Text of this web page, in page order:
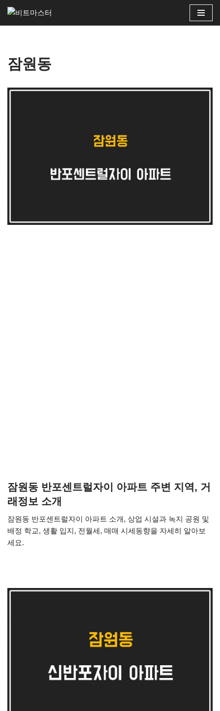
콘
로
건
잠원동
잠원동 반포센트럴자이 아파트 주변 지역, 거
래정보 소개
잠원동 반포센트럴자이 아파트 소개, 상업 시설과 녹지 공원 및
배정 학교, 생활 입지, 전월세, 매매 시세동향을 자세히 알아보
세요.